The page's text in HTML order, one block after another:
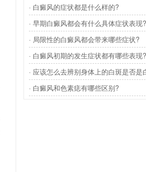
· 白癜风的症状都是什么样的?
· 早期白癜风都会有什么具体症状表现?
· 局限性的白癜风都会带来哪些症状?
· 白癜风初期的发生症状都有哪些表现?
· 应该怎么去辨别身体上的白斑是否是
· 白癜风和色素痣有哪些区别?